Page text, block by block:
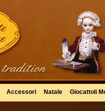
Accessori Natale Giocattoli